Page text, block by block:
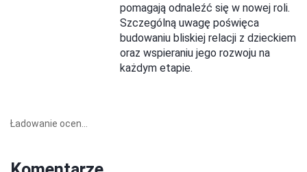
pomagają odnaleźć się w nowej roli.
Szczególną uwagę poświęca
budowaniu bliskiej relacji z dzieckiem
oraz wspieraniu jego rozwoju na
każdym etapie.
Ładowanie ocen...